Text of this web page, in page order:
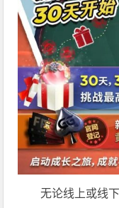
无论线上或线